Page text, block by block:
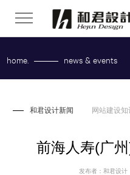
home. news & events
和君
和君设计新闻 网站建设知
前海人寿(广
发布者：和君设计